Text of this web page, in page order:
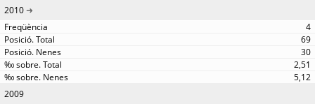
2010
4
69
30
2,51
5,12
2009